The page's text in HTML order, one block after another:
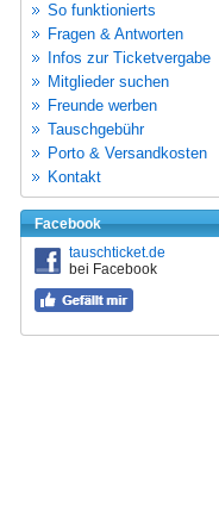
So funktionierts
Fragen & Antworten
Infos zur Ticketvergabe
Mitglieder suchen
Freunde werben
Tauschgebühr
Porto & Versandkosten
Kontakt
Facebook
tauschticket.de
bei Facebook